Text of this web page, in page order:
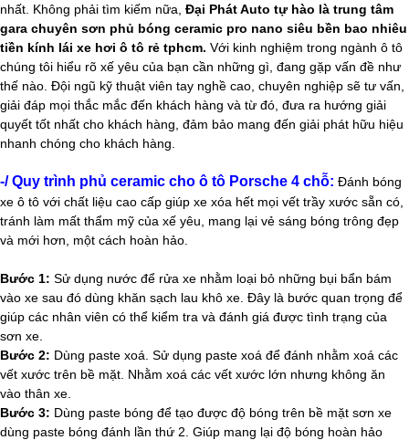
nhất. Không phải tìm kiếm nữa, Đại Phát Auto tự hào là trung tâm
gara chuyên sơn phủ bóng ceramic pro nano siêu bền bao nhiêu
tiền kính lái xe hơi ô tô rẻ tphcm. Với kinh nghiệm trong ngành ô tô
chúng tôi hiểu rõ xế yêu của bạn cần những gì, đang gặp vấn đề như
thế nào. Đội ngũ kỹ thuật viên tay nghề cao, chuyên nghiệp sẽ tư vấn,
giải đáp mọi thắc mắc đến khách hàng và từ đó, đưa ra hướng giải
quyết tốt nhất cho khách hàng, đảm bảo mang đến giải phát hữu hiệu
nhanh chóng cho khách hàng.
-/ Quy trình phủ ceramic cho ô tô Porsche 4 chỗ: Đánh bóng
xe ô tô với chất liệu cao cấp giúp xe xóa hết mọi vết trầy xước sẵn có,
tránh làm mất thẩm mỹ của xế yêu, mang lại vẻ sáng bóng trông đẹp
và mới hơn, một cách hoàn hảo​.
Bước 1: Sử dụng nước để rửa xe nhằm loại bỏ những bụi bẩn bám
vào xe sau đó dùng khăn sạch lau khô xe. Đây là bước quan trọng để
giúp các nhân viên có thể kiểm tra và đánh giá được tình trạng của
sơn xe.
Bước 2: Dùng paste xoá. Sử dụng paste xoá để đánh nhằm xoá các
vết xước trên bề mặt. Nhằm xoá các vết xước lớn nhưng không ăn
vào thân xe.
Bước 3: Dùng paste bóng để tạo được độ bóng trên bề mặt sơn xe
dùng paste bóng đánh lần thứ 2. Giúp mang lại độ bóng hoàn hảo